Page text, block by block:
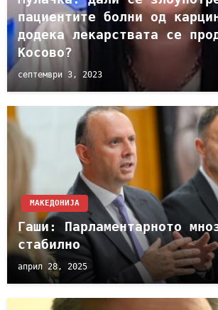
пациентите болни од
додека лекарствата се
Косово?
септември 3, 2023
МАКЕДОНИЈА
Гаши: Парламентарното
стабилно
април 28, 2025